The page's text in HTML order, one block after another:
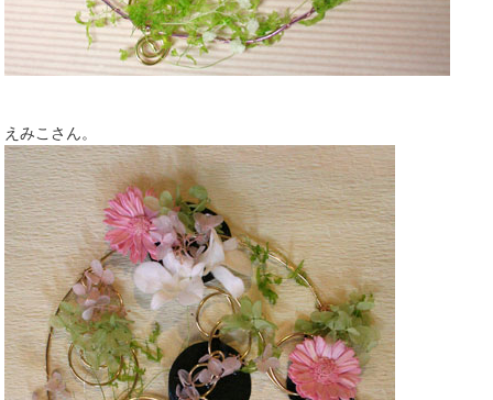
えみこさん。